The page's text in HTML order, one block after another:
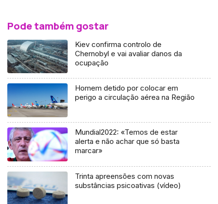
Pode também gostar
Kiev confirma controlo de
Chernobyl e vai avaliar danos da
ocupação
Homem detido por colocar em
perigo a circulação aérea na Região
Mundial2022: «Temos de estar
alerta e não achar que só basta
marcar»
Trinta apreensões com novas
substâncias psicoativas (vídeo)